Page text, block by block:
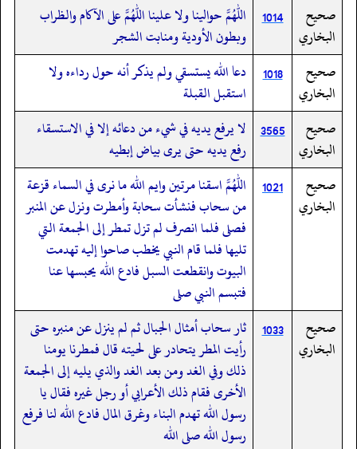
صحيح
البخاري
1014
اللهم حوالينا ولا علينا اللهم على الآكام والظراب
وبطون الأودية ومنابت الشجر
صحيح
البخاري
1018
دعا الله يستسقي ولم يذكر أنه حول رداءه ولا
استقبل القبلة
صحيح
البخاري
3565 لا يرفع يديه في شيء من دعائه إلا في الاستسقاء
رفع يديه حتى يرى بياض إبطيه
صحيح
البخاري
1021
اللهم اسقنا مرتين وايم الله ما نرى في السماء قزعة
من سحاب فنشأت سحابة وأمطرت ونزل عن المنبر
فصلى فلما انصرف لم تزل تمطر إلى الجمعة التي
تليها فلما قام النبي يخطب صاحوا إليه تهدمت
البيوت وانقطعت السبل فادع الله يحبسها عنا
فتبسم النبي صلى
صحيح
البخاري
1033
ثار سحاب أمثال الجبال ثم لم ينزل عن منبره حتى
رأيت المطر يتحادر على لحيته قال فمطرنا يومنا
ذلك وفي الغد ومن بعد الغد والذي يليه إلى الجمعة
الأخرى فقام ذلك الأعرابي أو رجل غيره فقال يا
رسول الله تهدم البناء وغرق المال فادع الله لنا فرفع
رسول الله صلى الله